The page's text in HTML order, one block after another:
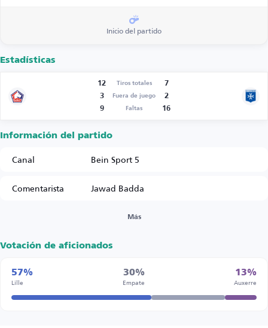
Inicio del partido
Estadísticas
12 Tiros totales
7
3
Fuera de juego
2
9
Faltas 16
Información del partido
Canal
Bein Sport 5
Comentarista
Jawad Badda
Más
Votación de aficionados
57%
Lille
30%
Empate
13%
Auxerre